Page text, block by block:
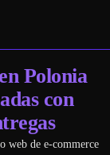
Polonia
con
web de e-commerce